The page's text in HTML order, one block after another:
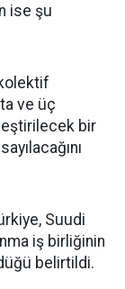
ise şu
ve üç
bir
Suudi
iş birliğinin
belirtildi.